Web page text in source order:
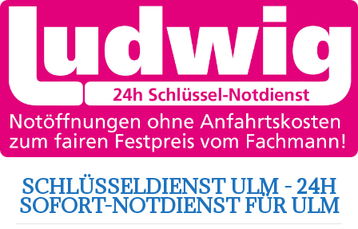
SCHLÜSSELDIENST ULM - 24H
SOFORT-NOTDIENST FÜR ULM